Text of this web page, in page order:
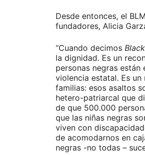
Desde entonces, el
fundadores, Alicia
“Cuando decimos
la dignidad. Es un
personas negras
violencia estatal. Es
familias: esos asaltos
hetero-patriarcal que
de que 500.000
que las niñas negras
viven con
de acomodarnos en
negras -no todas –